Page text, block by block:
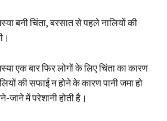
बनी चिंता, बरसात से पहले नालियों की
एक बार फिर लोगों के लिए चिंता का कारण
की सफाई न होने के कारण पानी जमा हो
जाने में परेशानी होती है।